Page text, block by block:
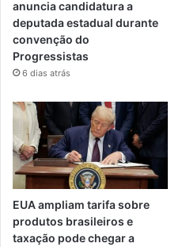
anuncia candidatura a
deputada estadual durante
convenção do
Progressistas
6 dias atrás
EUA ampliam tarifa sobre
produtos brasileiros e
taxação pode chegar a